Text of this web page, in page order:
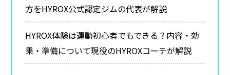
方をHYROX公式認定ジムの代表が解説
HYROX体験は運動初心者でもできる？内容・効
果・準備について現役のHYROXコーチが解説